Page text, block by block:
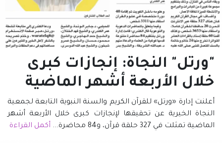
"ورتل" النجاة: إنجازات كبرى
خلال الأربعة أشهر الماضية
أعلنت إدارة «ورتل» للقرآن الكريم والسنة النبوية التابعة لجمعية
النجاة الخيرية عن تحقيقها لإنجازات كبرى خلال الأربعة أشهر
الماضية تمثلت في 327 حلقة قرآن، و84 محاضرة...
أكمل القراءة